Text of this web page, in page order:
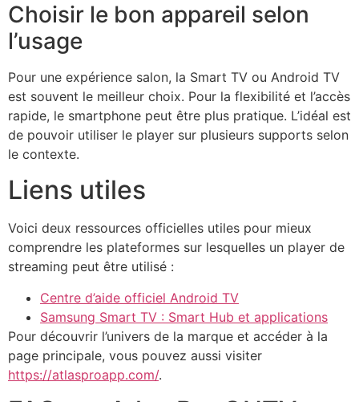
Choisir le bon appareil selon
l’usage
Pour une expérience salon, la Smart TV ou Android TV
est souvent le meilleur choix. Pour la flexibilité et l’accès
rapide, le smartphone peut être plus pratique. L’idéal est
de pouvoir utiliser le player sur plusieurs supports selon
le contexte.
Liens utiles
Voici deux ressources officielles utiles pour mieux
comprendre les plateformes sur lesquelles un player de
streaming peut être utilisé :
Centre d’aide officiel Android TV
Samsung Smart TV : Smart Hub et applications
Pour découvrir l’univers de la marque et accéder à la
page principale, vous pouvez aussi visiter
https://atlasproapp.com/.